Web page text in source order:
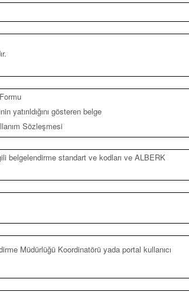
yatırıldığını gösteren belge
Sözleşmesi
belgelendirme standart ve kodları ve ALBERK
Müdürlüğü Koordinatörü yada portal kullanıcı